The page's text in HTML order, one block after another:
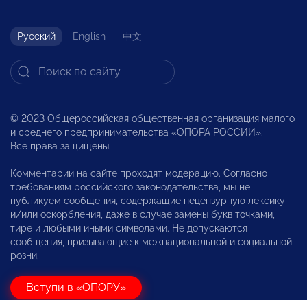
Русский English 中文
© 2023 Общероссийская общественная организация малого
и среднего предпринимательства «ОПОРА РОССИИ».
Все права защищены.
Комментарии на сайте проходят модерацию. Согласно
требованиям российского законодательства, мы не
публикуем сообщения, содержащие нецензурную лексику
и/или оскорбления, даже в случае замены букв точками,
тире и любыми иными символами. Не допускаются
сообщения, призывающие к межнациональной и социальной
розни.
Вступи в «ОПОРУ»